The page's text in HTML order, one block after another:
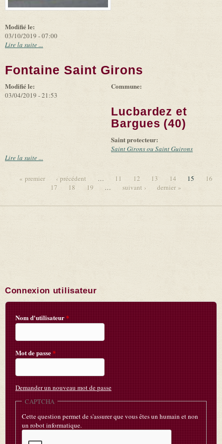
Modifié le:
03/10/2019 - 07:00
Lire la suite ...
Fontaine Saint Girons
Modifié le:
03/04/2019 - 21:53
Commune:
Lucbardez et
Bargues (40)
Saint protecteur:
Saint Girons ou Saint Guirons
Lire la suite ...
« premier ‹ précédent … 11 12 13 14 15
16
17
18 19 … suivant › dernier »
Connexion utilisateur
Nom d'utilisateur*
Mot de passe*
Demander un nouveau mot de passe
CAPTCHA
Cette question permet de s'assurer que vous êtes un humain et non
un robot informatique.